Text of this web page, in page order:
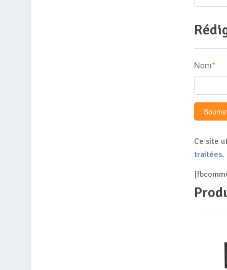
Nom *
Ce site
traitées.